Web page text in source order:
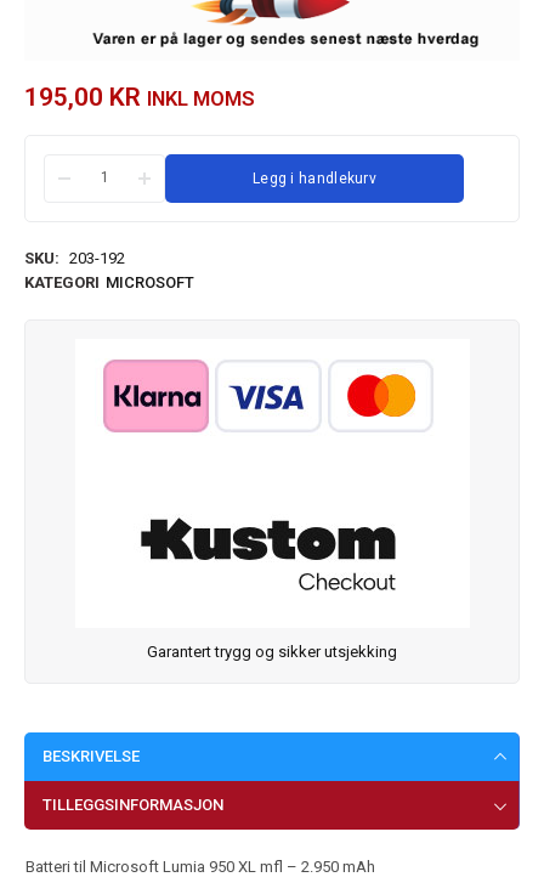
195,00 KR INKL MOMS
Legg i handlekurv
SKU: 203-192
KATEGORI MICROSOFT
Garantert trygg og sikker utsjekking
BESKRIVELSE
TILLEGGSINFORMASJON
Batteri til Microsoft Lumia 950 XL mfl – 2.950 mAh